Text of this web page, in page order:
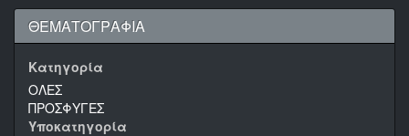
ΘΕΜΑΤΟΓΡΑΦΙΑ
Κατηγορία
ΟΛΕΣ
ΠΡΟΣΦΥΓΕΣ
Υποκατηγορία